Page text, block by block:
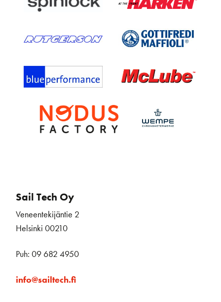
Sail Tech Oy
Veneentekijäntie 2
Helsinki 00210
Puh: 09 682 4950
info@sailtech.fi